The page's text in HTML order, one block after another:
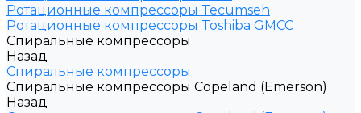
Ротационные компрессоры Tecumseh
Ротационные компрессоры Toshiba GMCC
Спиральные компрессоры
Назад
Спиральные компрессоры
Спиральные компрессоры Copeland (Emerson)
Назад